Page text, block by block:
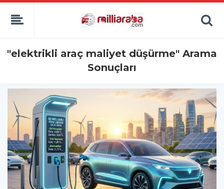
"elektrikli araç maliyet düşürme" Arama
Sonuçları